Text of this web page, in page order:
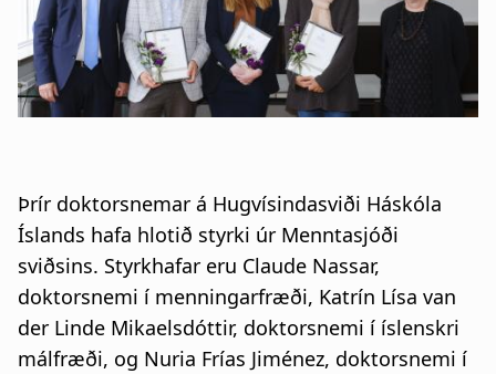
a
a
r
ó
ð
Þrír doktorsnemar á Hugvísindasviði Háskóla
Íslands hafa hlotið styrki úr Menntasjóði
sviðsins. Styrkhafar eru Claude Nassar,
doktorsnemi í menningarfræði, Katrín Lísa van
der Linde Mikaelsdóttir, doktorsnemi í íslenskri
málfræði, og Nuria Frías Jiménez, doktorsnemi í